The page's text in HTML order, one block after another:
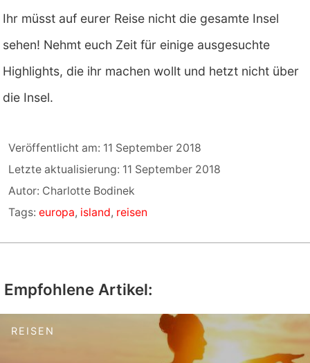
Ihr müsst auf eurer Reise nicht die gesamte Insel
sehen! Nehmt euch Zeit für einige ausgesuchte
Highlights, die ihr machen wollt und hetzt nicht über
die Insel.
Veröffentlicht am: 11 September 2018
Letzte aktualisierung: 11 September 2018
Autor: Charlotte Bodinek
Tags: europa, island, reisen
Empfohlene Artikel:
REISEN